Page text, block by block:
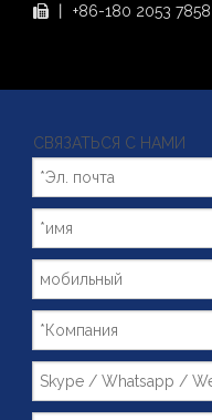
 丨 +86-180 2053 7858
СВЯЗАТЬСЯ С НАМИ